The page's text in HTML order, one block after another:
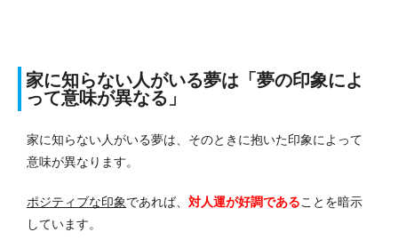
家に知らない人がいる夢は「夢の印象によ
って意味が異なる」
家に知らない人がいる夢は、そのときに抱いた印象によって
意味が異なります。
ポジティブな印象であれば、 対人運が好調であることを暗示
しています。